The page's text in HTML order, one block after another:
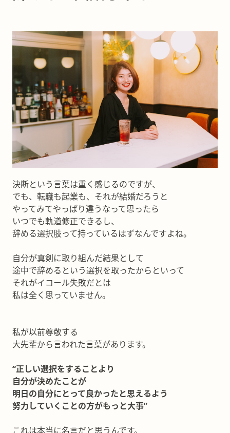
決断という言葉は重く感じるのですが、
でも、転職も起業も、それが結婚だろうと
やってみてやっぱり違うなって思ったら
いつでも軌道修正できるし、
辞める選択肢って持っているはずなんですよね。
自分が真剣に取り組んだ結果として
途中で辞めるという選択を取ったからといって
それがイコール失敗だとは
私は全く思っていません。
私が以前尊敬する
大先輩から言われた言葉があります。
“正しい選択をすることより
自分が決めたことが
明日の自分にとって良かったと思えるよう
努力していくことの方がもっと大事”
これは本当に名言だと思うんです。